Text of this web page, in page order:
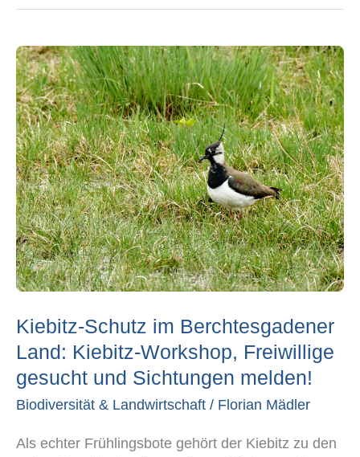
Kiebitz-Schutz im Berchtesgadener
Land: Kiebitz-Workshop, Freiwillige
gesucht und Sichtungen melden!
Biodiversität & Landwirtschaft / Florian Mädler
Als echter Frühlingsbote gehört der Kiebitz zu den
Kiebitz-
Schutz
im
Berchtesgadener
Land:
Kiebitz-
Workshop,
Freiwillige
gesucht
und
Sichtungen